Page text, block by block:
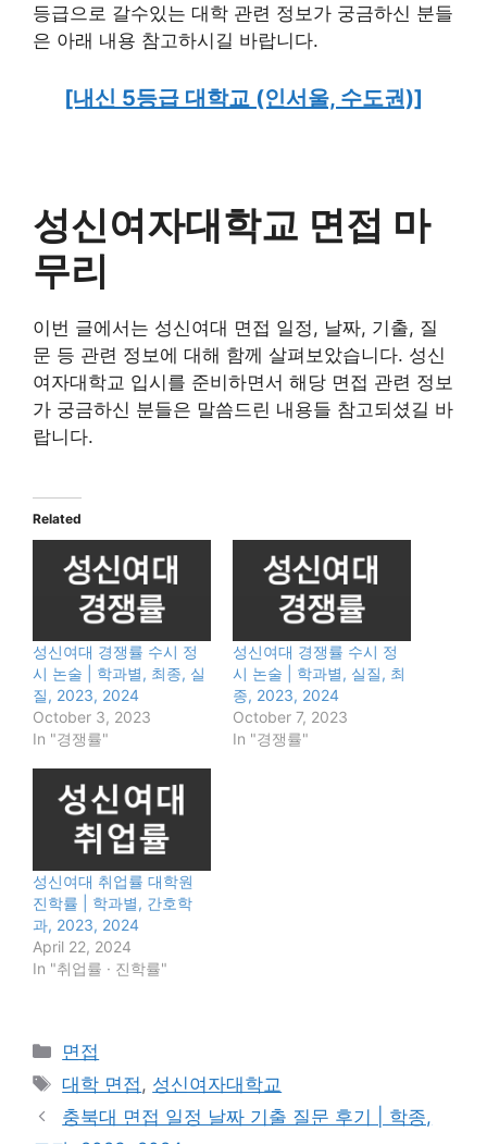
등급으로 갈수있는 대학 관련 정보가 궁금하신 분들
은 아래 내용 참고하시길 바랍니다.
[내신 5등급 대학교 (인서울, 수도권)]
성신여자대학교 면접 마
무리
이번 글에서는 성신여대 면접 일정, 날짜, 기출, 질
문 등 관련 정보에 대해 함께 살펴보았습니다. 성신
여자대학교 입시를 준비하면서 해당 면접 관련 정보
가 궁금하신 분들은 말씀드린 내용들 참고되셨길 바
랍니다.
Related
성신여대 경쟁률 수시 정
시 논술 | 학과별, 최종, 실
질, 2023, 2024
October 3, 2023
In "경쟁률"
성신여대 경쟁률 수시 정
시 논술 | 학과별, 실질, 최
종, 2023, 2024
October 7, 2023
In "경쟁률"
성신여대 취업률 대학원
진학률 | 학과별, 간호학
과, 2023, 2024
April 22, 2024
In "취업률 · 진학률"
Categories
면접
Tags
대학 면접, 성신여자대학교
충북대 면접 일정 날짜 기출 질문 후기 | 학종,